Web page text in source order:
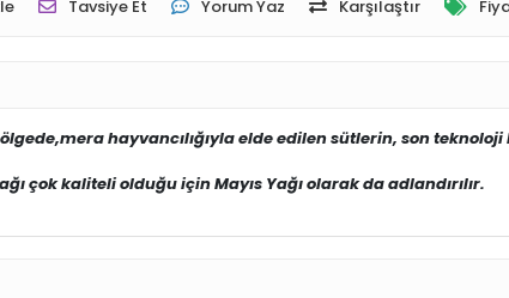
Tavsiye Et Yorum Yaz Karşılaştır
hayvancılığıyla elde edilen sütlerin, son
çok kaliteli olduğu için Mayıs Yağı olarak da adlandırılır.